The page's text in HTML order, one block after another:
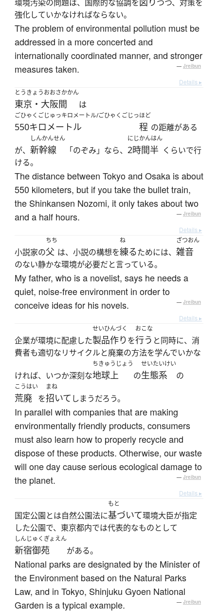
環境汚染の問題は、国際的な協調を
つつ、対策を
強化していかなければならない。
The problem of environmental pollution must be
addressed in a more concerted and
internationally coordinated manner, and stronger
measures taken.
— Jreibun
Details ▸
とうきょうおおさかかん
東京・大阪間 は
ごひゃくごじゅっキロメートル/ごひゃくごじっ
550キロメートル
ほど
程 の距離がある
が、
しんかんせん
新幹線 「のぞみ」なら、
にじかんはん
2時間半 くらいで行
ける。
The distance between Tokyo and Osaka is about
550 kilometers, but if you take the bullet train,
the Shinkansen Nozomi, it only takes about two
and a half hours.
— Jreibun
Details ▸
小説家の
ちち
父 は、小説の構想を
ね
練るためには、
ざつおん
雑音
のない静かな環境が必要だと言っている。
My father, who is a novelist, says he needs a
quiet, noise-free environment in order to
conceive ideas for his novels.
— Jreibun
Details ▸
企業が環境に配慮した
せいひんづく
製品作りを
おこな
行う と同時に、消
費者も適切なリサイクルと廃棄の方法を学んでいかな
ければ、いつか深刻な
ちきゅうじょう
地球上 の
せいたいけい
生態系 の
こうはい
荒廃 を
まね
招いて しまうだろう。
In parallel with companies that are making
environmentally friendly products, consumers
must also learn how to properly recycle and
dispose of these products. Otherwise, our waste
will one day cause serious ecological damage to
the planet.
— Jreibun
Details ▸
国定公園とは自然公園法に
もと
基づいて環境大臣が指定
した公園で、東京都内では代表的なものとして
しんじゅくぎょえん
新宿御苑 がある。
National parks are designated by the Minister of
the Environment based on the Natural Parks
Law, and in Tokyo, Shinjuku Gyoen National
Garden is a typical example.
— Jreibun